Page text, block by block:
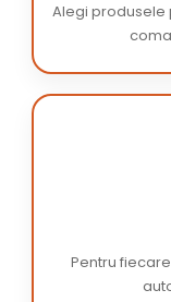
Alegi produsele
Pentru